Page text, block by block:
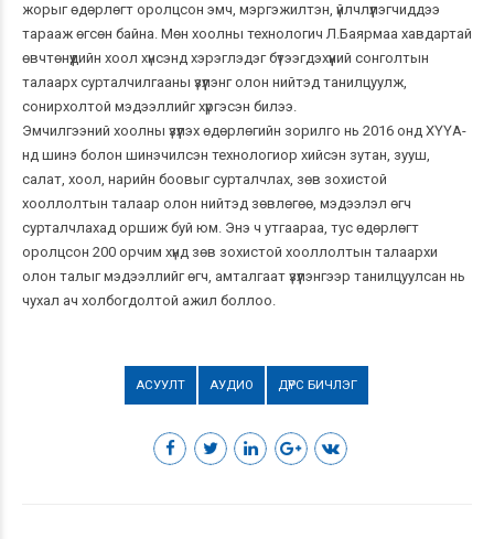
жорыг өдөрлөгт оролцсон эмч, мэргэжилтэн, үйлчлүүлэгчиддээ
тарааж өгсөн байна. Мөн хоолны технологич Л.Баярмаа хавдартай
өвчтөнүүдийн хоол хүнсэнд хэрэглэдэг бүтээгдэхүүний сонголтын
талаарх сурталчилгааны үзүүлэнг олон нийтэд танилцуулж,
сонирхолтой мэдээллийг хүргэсэн билээ.
Эмчилгээний хоолны үзүүлэх өдөрлөгийн зорилго нь 2016 онд ХҮҮА-
нд шинэ болон шинэчилсэн технологиор хийсэн зутан, зууш,
салат, хоол, нарийн боовыг сурталчлах, зөв зохистой
хооллолтын талаар олон нийтэд зөвлөгөө, мэдээлэл өгч
сурталчлахад оршиж буй юм. Энэ ч утгаараа, тус өдөрлөгт
оролцсон 200 орчим хүнд зөв зохистой хооллолтын талаархи
олон талыг мэдээллийг өгч, амталгаат үзүүлэнгээр танилцуулсан нь
чухал ач холбогдолтой ажил боллоо.
АСУУЛТ АУДИО ДҮРС БИЧЛЭГ